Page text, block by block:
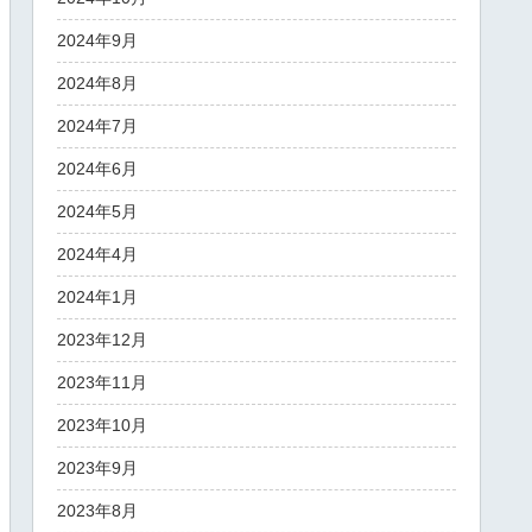
2024年9月
2024年8月
2024年7月
2024年6月
2024年5月
2024年4月
2024年1月
2023年12月
2023年11月
2023年10月
2023年9月
2023年8月